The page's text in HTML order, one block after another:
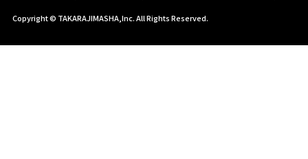
Copyright © TAKARAJIMASHA,Inc. All Rights Reserved.